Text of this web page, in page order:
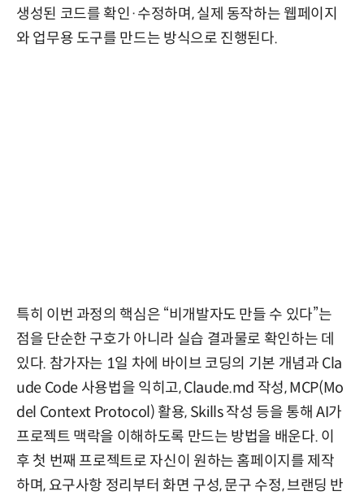
생성된 코드를 확인·수정하며, 실제 동작하는 웹페이지
와 업무용 도구를 만드는 방식으로 진행된다.
특히 이번 과정의 핵심은 “비개발자도 만들 수 있다”는
점을 단순한 구호가 아니라 실습 결과물로 확인하는 데
있다. 참가자는 1일 차에 바이브 코딩의 기본 개념과 Cla
ude Code 사용법을 익히고, Claude.md 작성, MCP(Mo
del Context Protocol) 활용, Skills 작성 등을 통해 AI가
프로젝트 맥락을 이해하도록 만드는 방법을 배운다. 이
후 첫 번째 프로젝트로 자신이 원하는 홈페이지를 제작
하며, 요구사항 정리부터 화면 구성, 문구 수정, 브랜딩 반